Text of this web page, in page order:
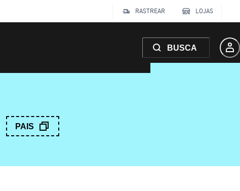
RASTREAR LOJAS
BUSCA
PAIS